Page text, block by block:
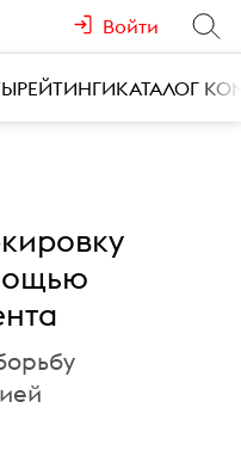
Войти
РЕЙТИНГИКАТАЛОГ